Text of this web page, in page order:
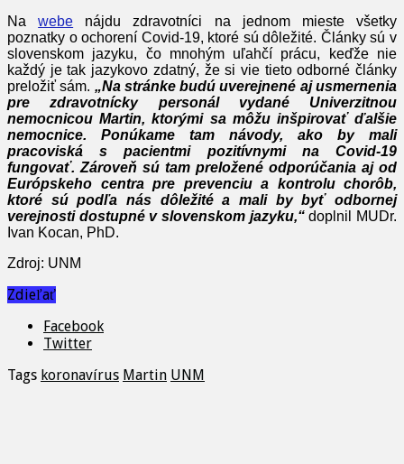
Nawebe nájdu zdravotníci na jednom mieste všetky
poznatky o ochorení Covid-19, ktoré sú dôležité. Články sú v
slovenskom jazyku, čo mnohým uľahčí prácu, keďže nie
každý je tak jazykovo zdatný, že si vie tieto odborné články
preložiť sám. „Na stránke budú uverejnené aj usmernenia
pre zdravotnícky personál vydané Univerzitnou
nemocnicou Martin, ktorými sa môžu inšpirovať ďalšie
nemocnice. Ponúkame tam návody, ako by mali
pracoviská s pacientmi pozitívnymi na Covid-19
fungovať. Zároveň sú tam preložené odporúčania aj od
Európskeho centra pre prevenciu a kontrolu chorôb,
ktoré sú podľa nás dôležité a mali by byť odbornej
verejnosti dostupné v slovenskom jazyku,“ doplnil MUDr.
Ivan Kocan, PhD.
Zdroj: UNM
Zdieľať
Facebook
Twitter
Tags koronavírus Martin UNM